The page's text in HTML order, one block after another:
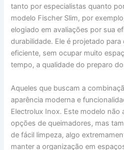
tanto por especialistas quanto
modelo Fischer Slim, por
elogiado em avaliações por sua
durabilidade. Ele é projetado
eficiente, sem ocupar muito
tempo, a qualidade do preparo
Aqueles que buscam a
aparência moderna e
Electrolux Inox. Este modelo não
opções de queimadores, mas
de fácil limpeza, algo
manter a organização em